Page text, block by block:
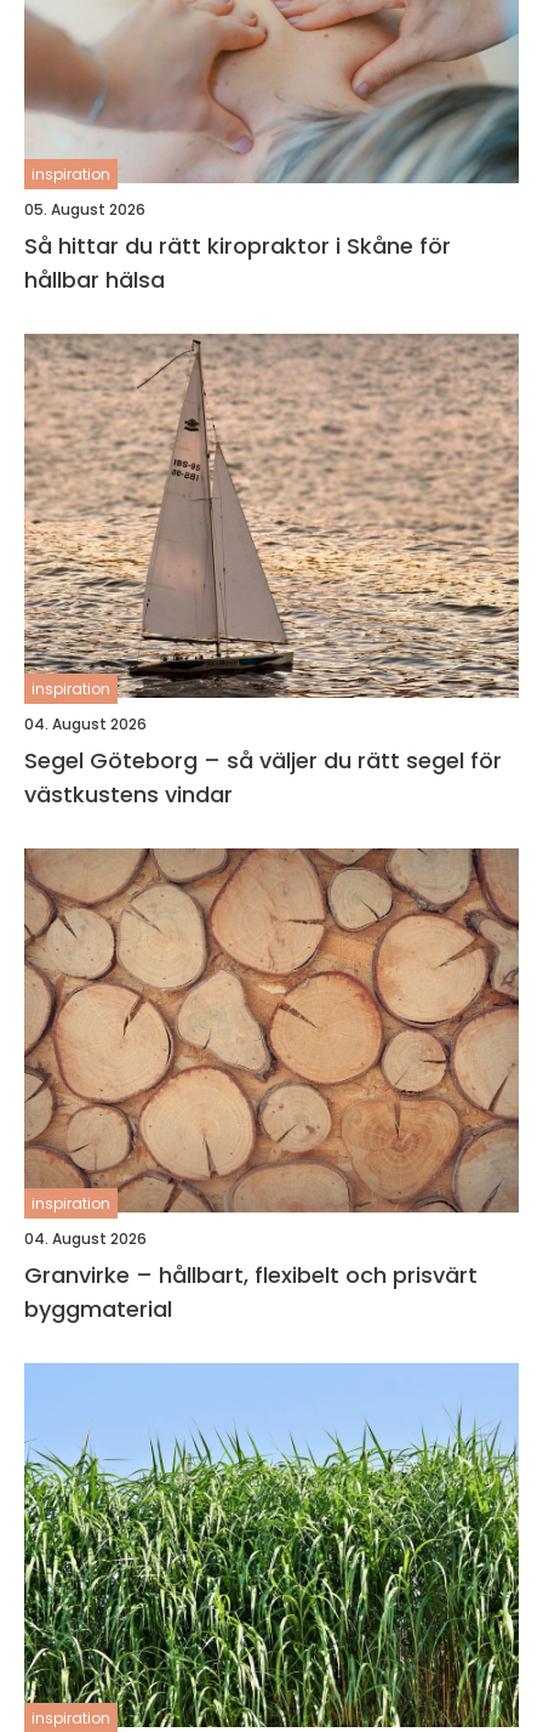
inspiration
05. August 2026
Så hittar du rätt kiropraktor i Skåne för
hållbar hälsa
inspiration
04. August 2026
Segel Göteborg – så väljer du rätt segel för
västkustens vindar
inspiration
04. August 2026
Granvirke – hållbart, flexibelt och prisvärt
byggmaterial
inspiration